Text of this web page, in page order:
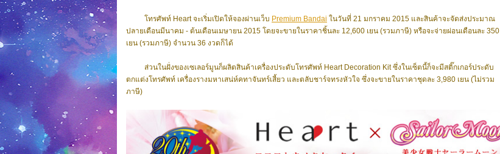
โทรศัพท์ Heart จะเริ่มเปิดให้จองผ่านเว็บ Premium Bandai ในวันที่ 21 มกราคม 2015 และสินค้าจะจัดส่งประมาณ
ปลายเดือนมีนาคม - ต้นเดือนเมษายน 2015 โดยจะขายในราคาชิ้นละ 12,600 เยน (รวมภาษี) หรือจะจ่ายผ่อนเดือนละ 350
เยน (รวมภาษี) จำนวน 36 งวดก็ได้
ส่วนในฝั่งของเซเลอร์มูนก็ผลิตสินค้าเครื่องประดับโทรศัพท์ Heart Decoration Kit ซึ่งในเซ็ตนี้ก็จะมีสติ๊กเกอร์ประดับ
ตกแต่งโทรศัพท์ เครื่องรางมหาเสน่ห์คทาจันทร์เสี้ยว และตลับชาร์จทรงหัวใจ ซึ่งจะขายในราคาชุดละ 3,980 เยน (ไม่รวม
ภาษี)